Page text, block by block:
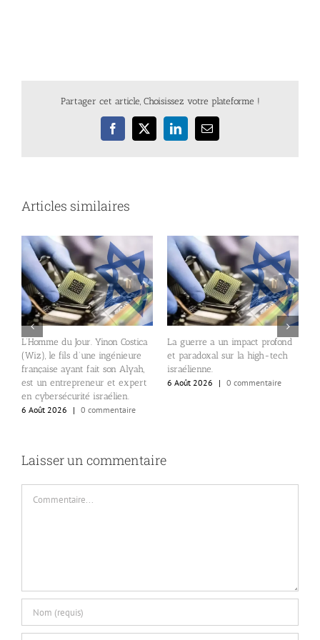
Partager cet article, Choisissez votre plateforme !
Facebook
X LinkedInEmail
Articles similaires
L’Homme du Jour. Yinon Costica
(Wiz), le fils d’une ingénieure
française ayant fait son Alyah,
est un entrepreneur et expert
en cybersécurité israélien.
6 Août 2026
| 0 commentaire
La guerre a un impact profond
et paradoxal sur la high-tech
israélienne.
6 Août 2026
| 0 commentaire
Laisser un commentaire